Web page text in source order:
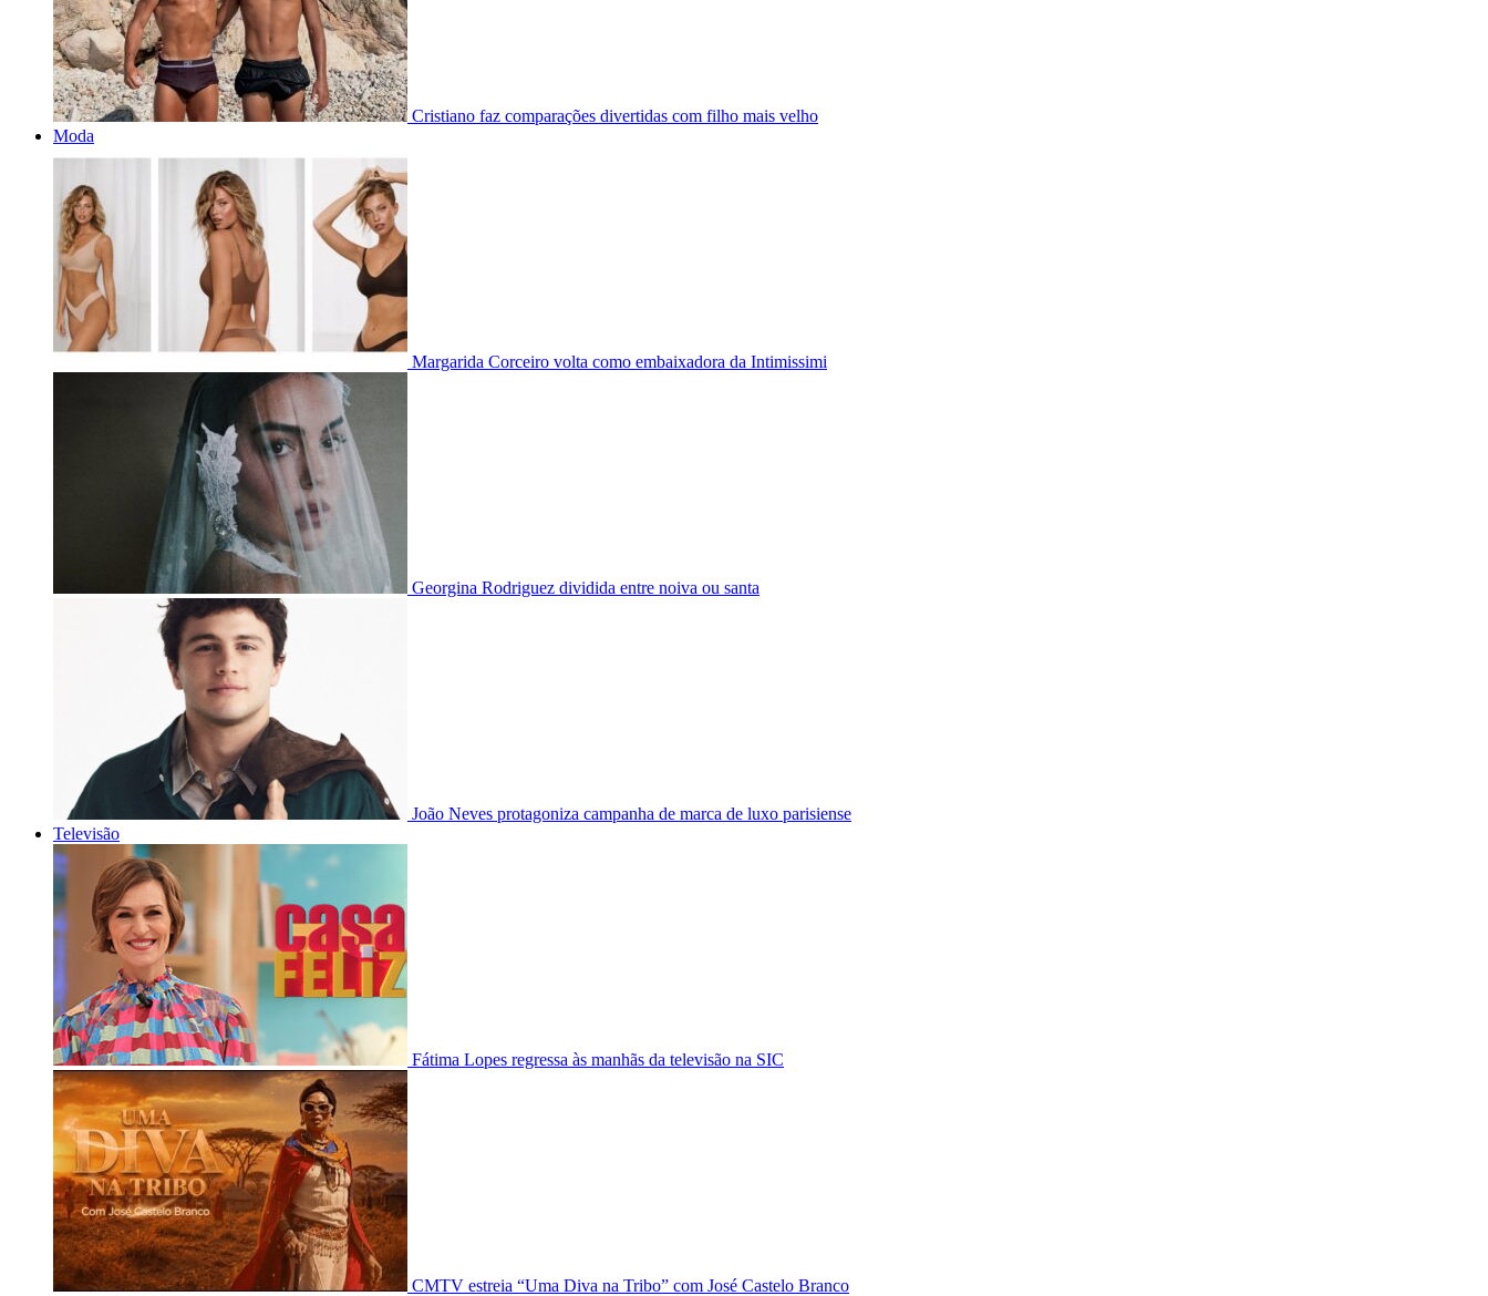
Cristiano faz comparações divertidas com filho mais velho
Moda
Margarida Corceiro volta como embaixadora da Intimissimi
Georgina Rodriguez dividida entre noiva ou santa
João Neves protagoniza campanha de marca de luxo parisiense
Televisão
Fátima Lopes regressa às manhãs da televisão na SIC
CMTV estreia “Uma Diva na Tribo” com José Castelo Branco